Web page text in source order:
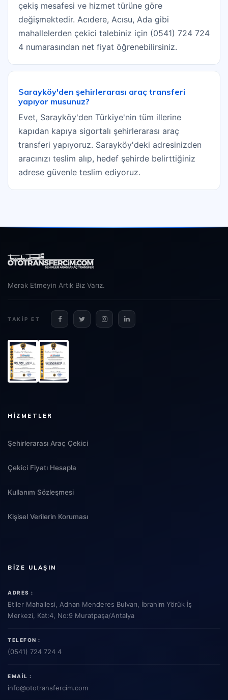
çekiş mesafesi ve hizmet türüne göre
değişmektedir. Acıdere, Acısu, Ada gibi
mahallelerden çekici talebiniz için (0541) 724 724
4 numarasından net fiyat öğrenebilirsiniz.
Sarayköy'den şehirlerarası araç transferi
yapıyor musunuz?
Evet, Sarayköy'den Türkiye'nin tüm illerine
kapıdan kapıya sigortalı şehirlerarası araç
transferi yapıyoruz. Sarayköy'deki adresinizden
aracınızı teslim alıp, hedef şehirde belirttiğiniz
adrese güvenle teslim ediyoruz.
Merak Etmeyin Artık Biz Varız.
TAKIP ET
HIZMETLER
Şehirlerarası Araç Çekici
Çekici Fiyatı Hesapla
Kullanım Sözleşmesi
Kişisel Verilerin Koruması
BIZE ULAŞIN
ADRES :
Etiler Mahallesi, Adnan Menderes Bulvarı, İbrahim Yörük İş
Merkezi, Kat:4, No:9 Muratpaşa/Antalya
TELEFON :
(0541) 724 724 4
EMAIL :
info@ototransfercim.com